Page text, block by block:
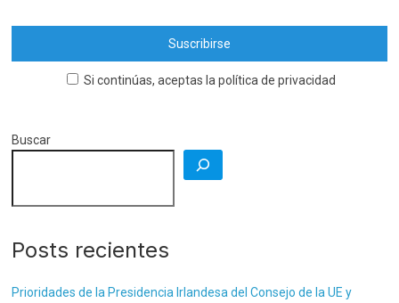
Si continúas, aceptas la política de privacidad
Buscar
Posts recientes
Prioridades de la Presidencia Irlandesa del Consejo de la UE y